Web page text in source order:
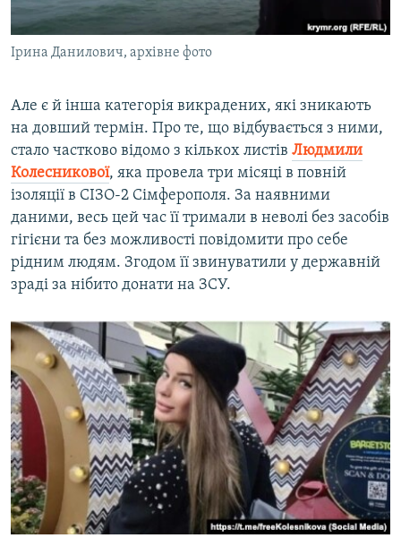
Ірина Данилович, архівне фото
Але є й інша категорія викрадених, які зникають
на довший термін. Про те, що відбувається з ними,
стало частково відомо з кількох листів Людмили
Колесникової, яка провела три місяці в повній
ізоляції в СІЗО-2 Сімферополя. За наявними
даними, весь цей час її тримали в неволі без засобів
гігієни та без можливості повідомити про себе
рідним людям. Згодом її звинуватили у державній
зраді за нібито донати на ЗСУ.